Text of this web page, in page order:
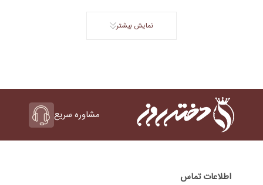
نمایش بیشتر
مشاوره سریع
اطلاعات تماس